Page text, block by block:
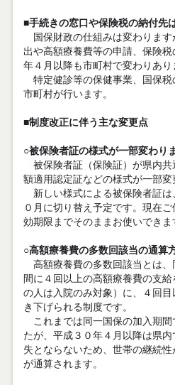
■手続きの窓口や保険税の納付先
国保財政の仕組みは変わります
出や高額療養費等の申請、保険
年４月以降も市町村で変わりあり
特定健診等の保健事業、国保税
市町村が行います。
■制度改正に伴う主な変更点
○被保険者証の様式が一部変わり
被保険者証（保険証）が県内共
額適用認定証などの様式が一部変
新しい様式による被保険者証は
０月に切り替え予定です。現在
効期限までそのままお使いできま
○高額療養費の多数回該当の通算
高額療養費の多数回該当とは、
間に４回以上の高額療養費の支
の人は入院のみ対象）に、４回目
き下げられる制度です。
これまでは同一国保の加入期間
たが、平成３０年４月以降は県
失とならないため、世帯の継続
が通算されます。